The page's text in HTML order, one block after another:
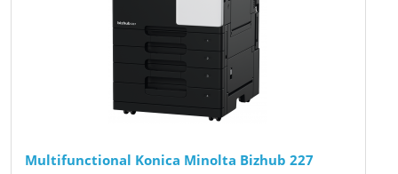
Multifunctional Konica Minolta Bizhub 227